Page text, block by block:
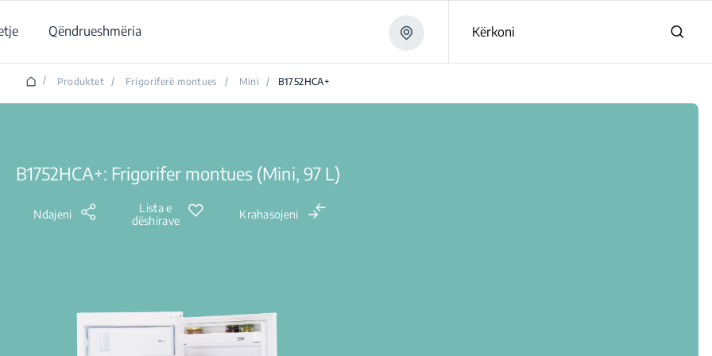
Qëndrueshmëria Kërkoni
/ Produktet / Frigoriferë montues / Mini / B1752HCA+
B1752HCA+: Frigorifer montues (Mini, 97 L)
Ndajeni
Lista e
dëshirave
Krahasojeni